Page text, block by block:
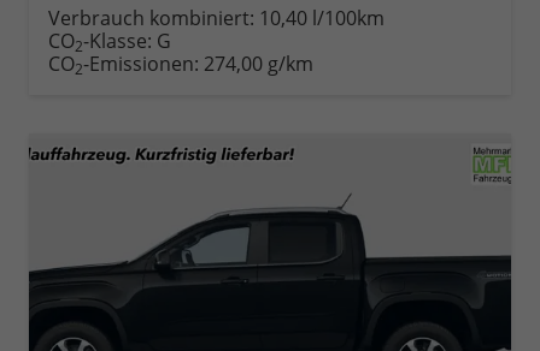
Verbrauch kombiniert: 10,40 l/100km
CO2-Klasse: G
CO2-Emissionen: 274,00 g/km